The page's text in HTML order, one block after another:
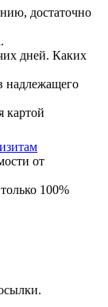
достаточно
дней. Каких
надлежащего
картой
от
100%